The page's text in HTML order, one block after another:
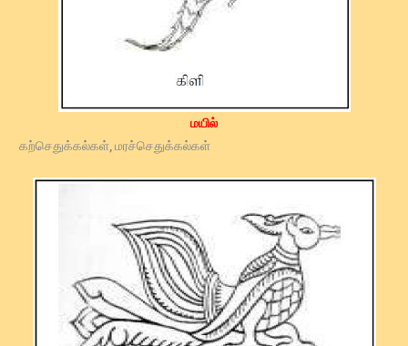
மயில்
கற்செதுக்கல்கள், மரச்செதுக்கல்கள்